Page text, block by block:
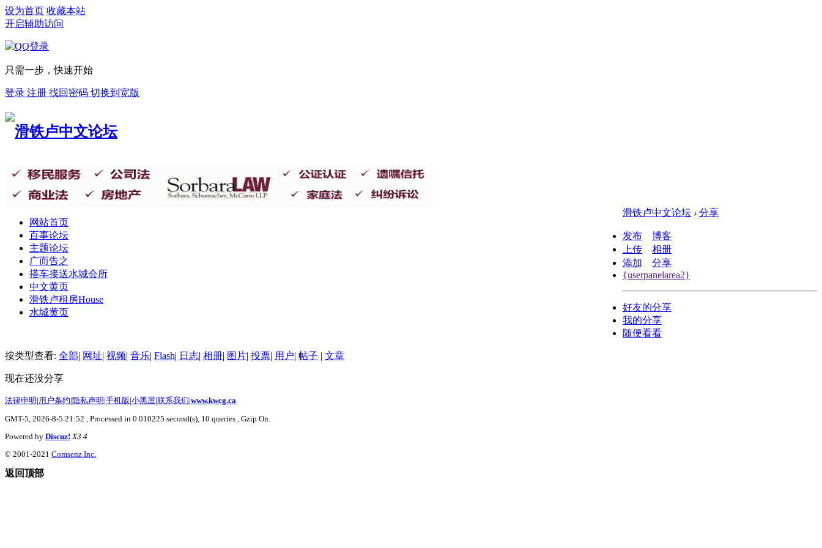
设为首页 收藏本站
开启辅助访问
只需一步，快速开始
登录 注册 找回密码 切换到宽版
网站首页
百事论坛
主题论坛
广而告之
搭车接送水城会所
中文黄页
滑铁卢租房House
水城黄页
滑铁卢中文论坛 › 分享
发布
博客
上传
相册
添加
分享
{userpanelarea2}
好友的分享
我的分享
随便看看
按类型查看: 全部| 网址| 视频| 音乐| Flash| 日志| 相册| 图片| 投票| 用户| 帖子 | 文章
现在还没分享
法律申明 |用户条约|隐私声明 |手机版|小黑屋|联系我们|www.kwcg.ca
GMT-5, 2026-8-5 21:52 , Processed in 0.010225 second(s), 10 queries , Gzip On.
Powered by Discuz! X3.4
© 2001-2021 Comsenz Inc.
返回顶部